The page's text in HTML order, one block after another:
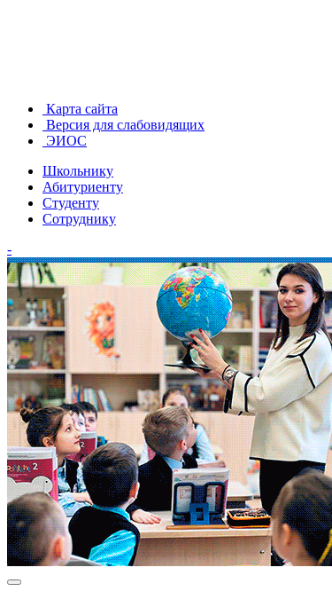
Карта сайта
Версия для слабовидящих
ЭИОС
Школьнику
Абитуриенту
Студенту
Сотруднику
-